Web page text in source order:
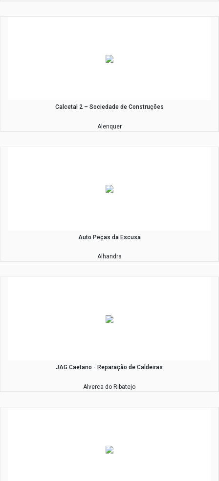
Calcetal 2 – Sociedade de Construções
Alenquer
Auto Peças da Escusa
Alhandra
JAG Caetano - Reparação de Caldeiras
Alverca do Ribatejo